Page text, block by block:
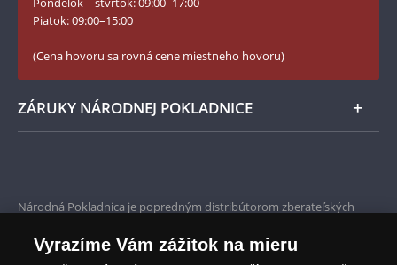
Numizmatické novinky
YouTube Národnej Pokladnice
Piatok: 09:00–15:00
(Cena hovoru sa rovná cene miestneho hovoru)
ZÁRUKY NÁRODNEJ POKLADNICE
Iba originálne produkty
Národná Pokladnica je popredným distribútorom zberateľských
od roku 2010.
Národná Pokladnica je oficiálnym distribútorom numizmatických
Vyrazíme Vám zážitok na mieru